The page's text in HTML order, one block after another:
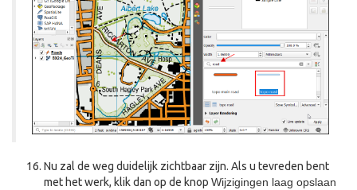
Nu zal de weg duidelijk zichtbaar zijn. Als u tevreden bent
met het werk, klik dan op de knop Wijzigingen laag opslaan